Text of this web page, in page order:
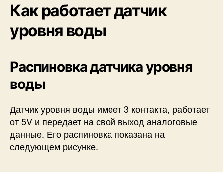
Как работает датчик
уровня воды
Распиновка датчика уровня
воды
Датчик уровня воды имеет 3 контакта, работает
от 5V и передает на свой выход аналоговые
данные. Его распиновка показана на
следующем рисунке.